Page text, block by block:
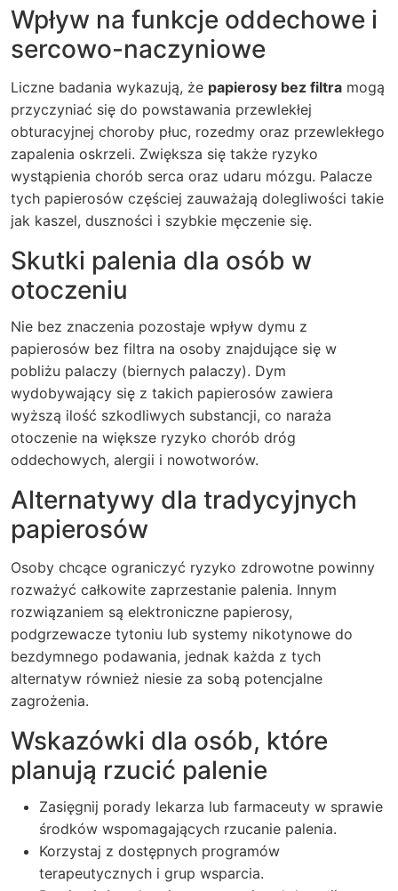
Wpływ na funkcje oddechowe i
sercowo-naczyniowe
Liczne badania wykazują, że papierosy bez filtra mogą
przyczyniać się do powstawania przewlekłej
obturacyjnej choroby płuc, rozedmy oraz przewlekłego
zapalenia oskrzeli. Zwiększa się także ryzyko
wystąpienia chorób serca oraz udaru mózgu. Palacze
tych papierosów częściej zauważają dolegliwości takie
jak kaszel, duszności i szybkie męczenie się.
Skutki palenia dla osób w
otoczeniu
Nie bez znaczenia pozostaje wpływ dymu z
papierosów bez filtra na osoby znajdujące się w
pobliżu palaczy (biernych palaczy). Dym
wydobywający się z takich papierosów zawiera
wyższą ilość szkodliwych substancji, co naraża
otoczenie na większe ryzyko chorób dróg
oddechowych, alergii i nowotworów.
Alternatywy dla tradycyjnych
papierosów
Osoby chcące ograniczyć ryzyko zdrowotne powinny
rozważyć całkowite zaprzestanie palenia. Innym
rozwiązaniem są elektroniczne papierosy,
podgrzewacze tytoniu lub systemy nikotynowe do
bezdymnego podawania, jednak każda z tych
alternatyw również niesie za sobą potencjalne
zagrożenia.
Wskazówki dla osób, które
planują rzucić palenie
Zasięgnij porady lekarza lub farmaceuty w sprawie
środków wspomagających rzucanie palenia.
Korzystaj z dostępnych programów
terapeutycznych i grup wsparcia.